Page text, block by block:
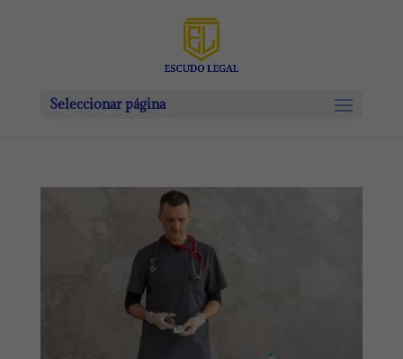
Seleccionar página